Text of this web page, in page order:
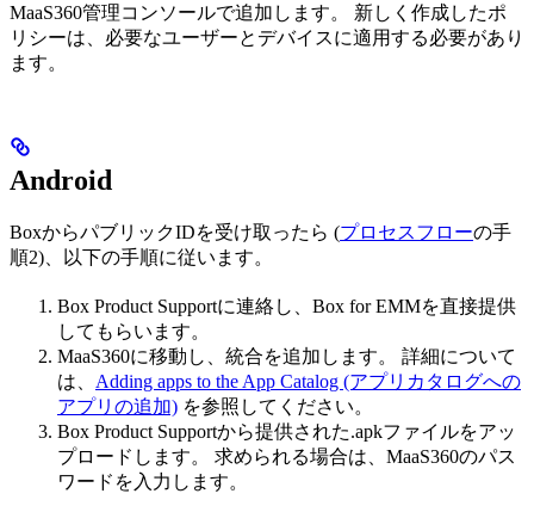
MaaS360管理コンソールで追加します。 新しく作成したポ
リシーは、必要なユーザーとデバイスに適用する必要があり
ます。
Android
BoxからパブリックIDを受け取ったら (プロセスフローの手
順2)、以下の手順に従います。
Box Product Supportに連絡し、Box for EMMを直接提供
してもらいます。
MaaS360に移動し、統合を追加します。 詳細について
は、 Adding apps to the App Catalog (アプリカタログへの
アプリの追加) を参照してください。
Box Product Supportから提供された.apkファイルをアッ
プロードします。 求められる場合は、MaaS360のパス
ワードを入力します。